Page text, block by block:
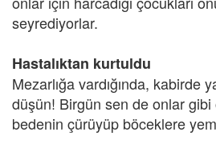
seyrediyorlar.
Hastalıktan kurtuldu
Mezarlığa vardığında, kabirde
düşün! Birgün sen de onlar gibi
bedenin çürüyüp böceklere